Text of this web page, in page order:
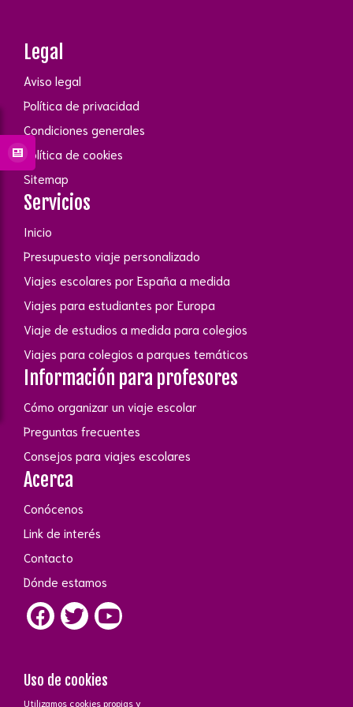
Legal
Aviso legal
Política de privacidad
Condiciones generales
Política de cookies
Sitemap
Servicios
Inicio
Presupuesto viaje personalizado
Viajes escolares por España a medida
Viajes para estudiantes por Europa
Viaje de estudios a medida para colegios
Viajes para colegios a parques temáticos
Información para profesores
Cómo organizar un viaje escolar
Preguntas frecuentes
Consejos para viajes escolares
Acerca
Conócenos
Link de interés
Contacto
Dónde estamos
Uso de cookies
Utilizamos cookies propias y